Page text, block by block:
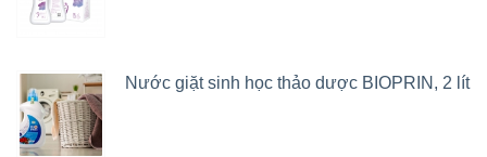
Nước giặt sinh học thảo dược BIOPRIN, 2 lít